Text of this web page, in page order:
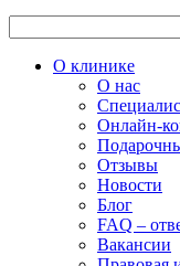
О клинике
О нас
Онлайн-
Отзывы
Новости
Блог
FAQ –
Вакансии